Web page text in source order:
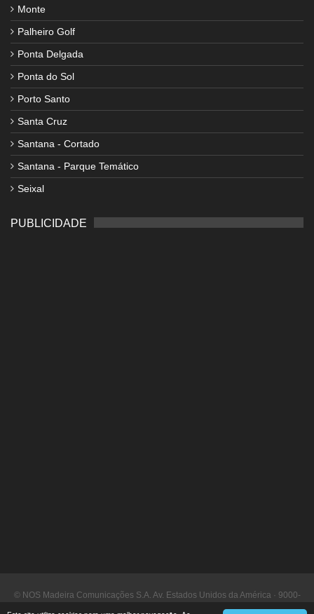
Monte
Palheiro Golf
Ponta Delgada
Ponta do Sol
Porto Santo
Santa Cruz
Santana - Cortado
Santana - Parque Temático
Seixal
PUBLICIDADE
© NOS Madeira Comunicações S.A. Av. Estados Unidos da América · 9000-
090 Funchal